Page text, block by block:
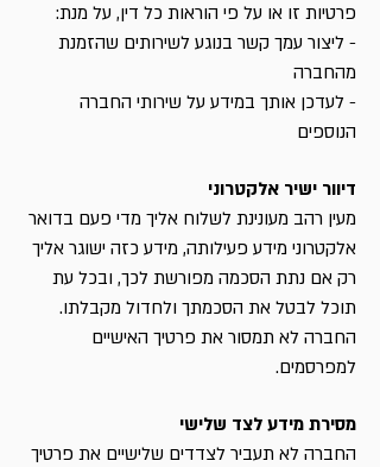
פרטיות זו או על פי הוראות כל דין, על מנת:
- ליצור עמך קשר בנוגע לשירותים שהזמנת
מהחברה
- לעדכן אותך במידע על שירותי החברה
הנוספים
דיוור ישיר אלקטרוני
מעין רהב מעונינת לשלוח אליך מדי פעם בדואר
אלקטרוני מידע פעילותה, מידע כזה ישוגר אליך
רק אם נתת הסכמה מפורשת לכך, ובכל עת
תוכל לבטל את הסכמתך ולחדול מקבלתו.
החברה לא תמסור את פרטיך האישיים
למפרסמים.
מסירת מידע לצד שלישי
החברה לא תעביר לצדדים שלישיים את פרטיך